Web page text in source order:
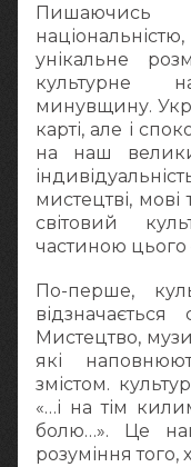
Пишаючись
унікальне
культурне
минувщину.
карті, але і
на наш
мистецтві,
світовий
частиною
По-перше,
Мистецтво,
які
змістом.
«…і на тім
болю…». Це
розуміння того,